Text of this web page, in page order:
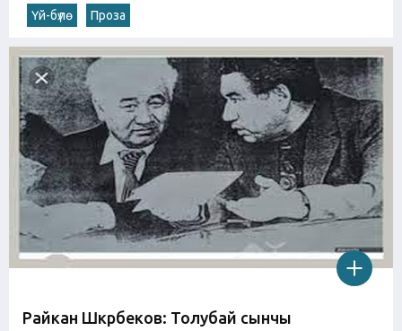
Үй-бүлө Проза
Райкан Шүкүрбеков: Толубай сынчы